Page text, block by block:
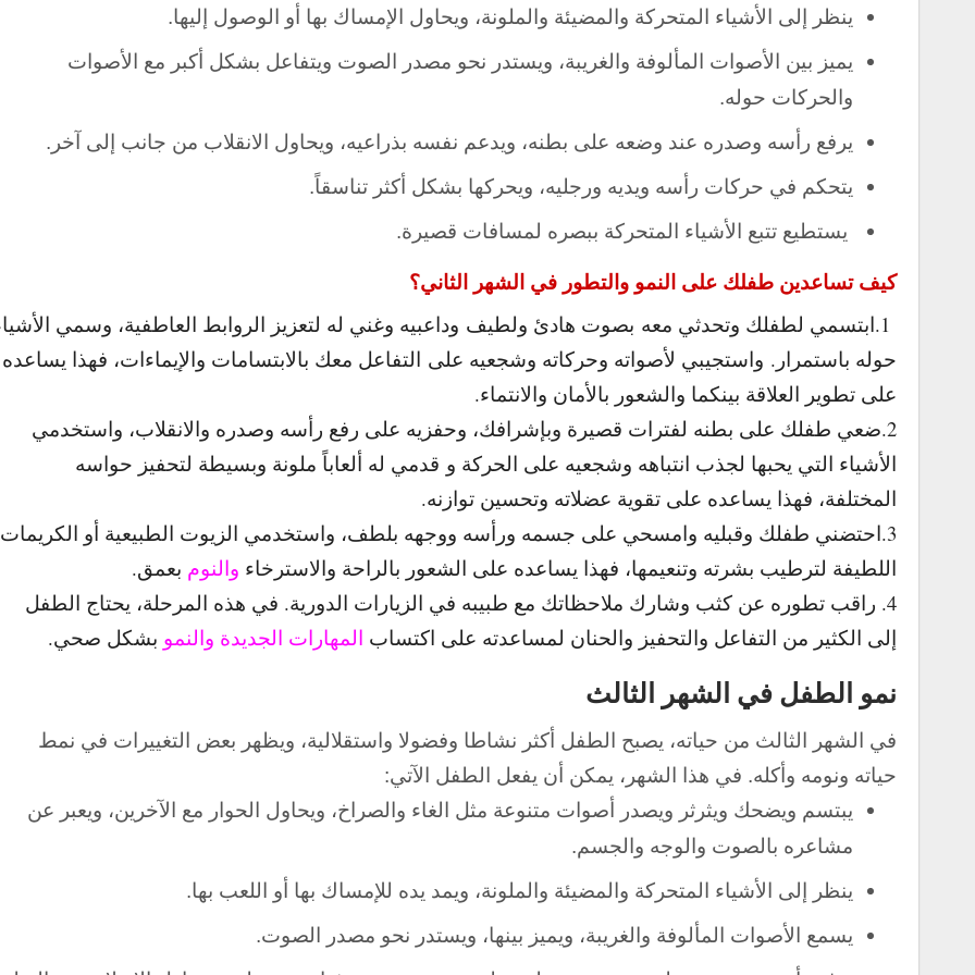
ينظر إلى الأشياء المتحركة والمضيئة والملونة، ويحاول الإمساك بها أو الوصول إليها.
يميز بين الأصوات المألوفة والغريبة، ويستدر نحو مصدر الصوت ويتفاعل بشكل أكبر مع الأصوات
والحركات حوله.
يرفع رأسه وصدره عند وضعه على بطنه، ويدعم نفسه بذراعيه، ويحاول الانقلاب من جانب إلى آخر.
يتحكم في حركات رأسه ويديه ورجليه، ويحركها بشكل أكثر تناسقاً.
يستطيع تتبع الأشياء المتحركة ببصره لمسافات قصيرة.
كيف تساعدين طفلك على النمو والتطور في الشهر الثاني؟
1.ابتسمي لطفلك وتحدثي معه بصوت هادئ ولطيف وداعبيه وغني له لتعزيز الروابط العاطفية، وسمي
حوله باستمرار. واستجيبي لأصواته وحركاته وشجعيه على التفاعل معك بالابتسامات والإيماءات، فهذا يساعده
على تطوير العلاقة بينكما والشعور بالأمان والانتماء.
2.ضعي طفلك على بطنه لفترات قصيرة وبإشرافك، وحفزيه على رفع رأسه وصدره والانقلاب، واستخدمي
الأشياء التي يحبها لجذب انتباهه وشجعيه على الحركة و قدمي له ألعاباً ملونة وبسيطة لتحفيز حواسه
المختلفة، فهذا يساعده على تقوية عضلاته وتحسين توازنه.
3.احتضني طفلك وقبليه وامسحي على جسمه ورأسه ووجهه بلطف، واستخدمي الزيوت الطبيعية أو الكريمات
اللطيفة لترطيب بشرته وتنعيمها، فهذا يساعده على الشعور بالراحة والاسترخاء والنوم بعمق.
4. راقب تطوره عن كثب وشارك ملاحظاتك مع طبيبه في الزيارات الدورية. في هذه المرحلة، يحتاج الطفل
إلى الكثير من التفاعل والتحفيز والحنان لمساعدته على اكتساب المهارات الجديدة والنمو بشكل صحي.
نمو الطفل في الشهر الثالث
في الشهر الثالث من حياته، يصبح الطفل أكثر نشاطا وفضولا واستقلالية، ويظهر بعض التغييرات في نمط
حياته ونومه وأكله. في هذا الشهر، يمكن أن يفعل الطفل الآتي:
يبتسم ويضحك ويثرثر ويصدر أصوات متنوعة مثل الغاء والصراخ، ويحاول الحوار مع الآخرين، ويعبر عن
مشاعره بالصوت والوجه والجسم.
ينظر إلى الأشياء المتحركة والمضيئة والملونة، ويمد يده للإمساك بها أو اللعب بها.
يسمع الأصوات المألوفة والغريبة، ويميز بينها، ويستدر نحو مصدر الصوت.